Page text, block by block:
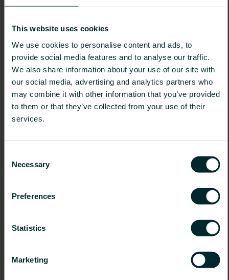
This website uses cookies
We use cookies to personalise content and ads, to
provide social media features and to analyse our traffic.
We also share information about your use of our site with
our social media, advertising and analytics partners who
may combine it with other information that you’ve provided
to them or that they’ve collected from your use of their
services.
Selection
Necessary
Preferences
Statistics
Marketing
Isprobajte sada naš novi kalkulator topline.